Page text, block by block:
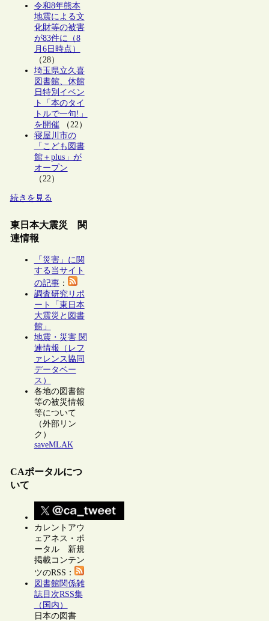
令和8年熊本
地震による文
化財等の被害
が83件に（8
月6日時点）
（28）
埼玉県立久喜
図書館、休館
日特別イベン
ト「本のタイ
トルで一句!」
を開催（22）
寝屋川市の
「こども図書
館＋plus」が
オープン
（22）
続きを見る
東日本大震災 関
連情報
「災害」に関
する当サイト
の記事：
調査研究リポ
ート「東日本
大震災と図書
館」
地震・災害 関
連情報（レフ
ァレンス協同
データベー
ス）
各地の図書館
等の被災情報
等について
（外部リン
ク）
saveMLAK
CAポータルにつ
いて
カレントアウ
ェアネス・ポ
ータル 新規
掲載コンテン
ツのRSS：
図書館関係雑
誌目次RSS集
（国内）
日本の図書